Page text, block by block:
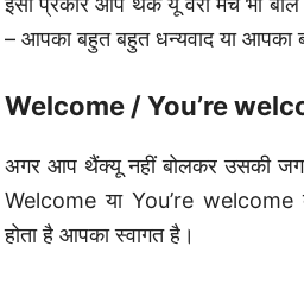
– आपका बहुत बहुत धन्यवाद या आपका
Welcome / You’re
अगर आप थैंक्यू नहीं बोलकर उसकी
Welcome या You’re
होता है आपका स्वागत है।